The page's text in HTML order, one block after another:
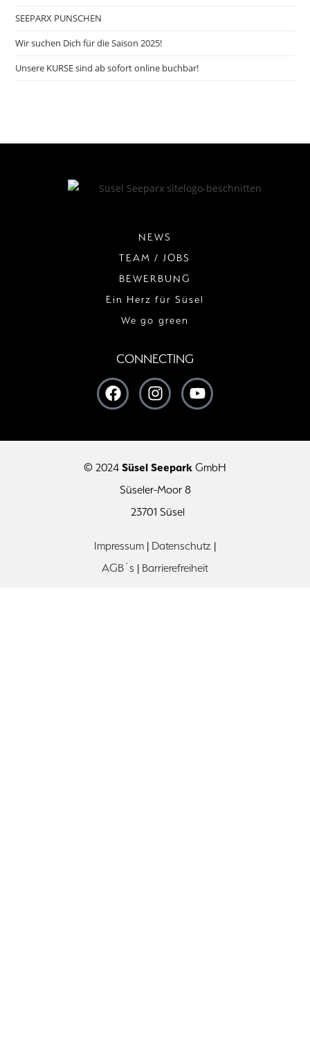
SEEPARX PUNSCHEN
Wir suchen Dich für die Saison 2025!
Unsere KURSE sind ab sofort online buchbar!
NEWS
TEAM / JOBS
BEWERBUNG
Ein Herz für Süsel
We go green
CONNECTING
© 2024 Süsel Seepark GmbH
Süseler-Moor 8
23701 Süsel
Impressum | Datenschutz |
AGB´s | Barrierefreiheit